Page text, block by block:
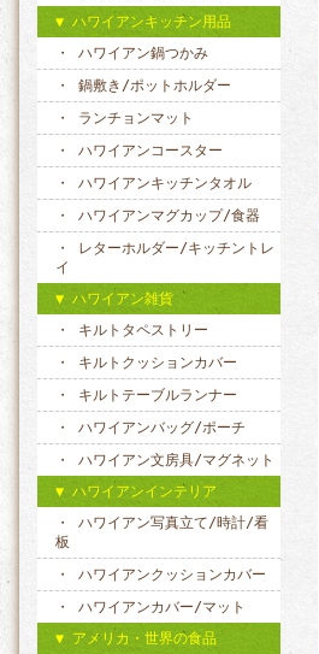
ハワイアンキッチン用品
ハワイアン鍋つかみ
鍋敷き/ポットホルダー
ランチョンマット
ハワイアンコースター
ハワイアンキッチンタオル
ハワイアンマグカップ/食器
レターホルダー/キッチントレ
イ
ハワイアン雑貨
キルトタペストリー
キルトクッションカバー
キルトテーブルランナー
ハワイアンバッグ/ポーチ
ハワイアン文房具/マグネット
ハワイアンインテリア
ハワイアン写真立て/時計/看
板
ハワイアンクッションカバー
ハワイアンカバー/マット
アメリカ・世界の食品